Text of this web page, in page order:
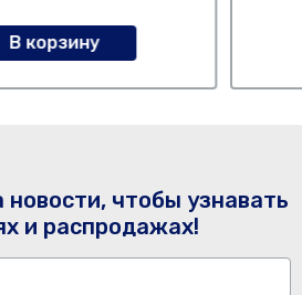
В корзину
чтобы узнавать
и распродажах!